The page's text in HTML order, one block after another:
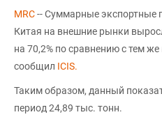
MRC-- Суммарные экспортные
Китая на внешние рынки
на 70,2% по сравнению с тем
сообщил ICIS.
Таким образом, данный
период 24,89 тыс. тонн.